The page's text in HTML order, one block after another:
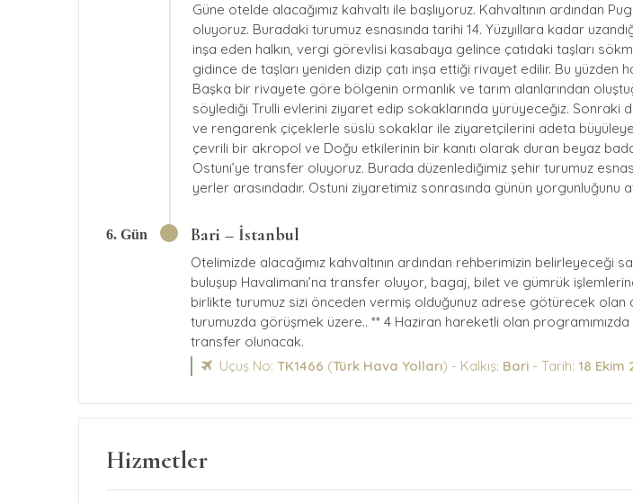
Güne otelde alacağımız kahvaltı ile başlıyoruz. Kahvaltının
oluyoruz. Buradaki turumuz esnasında tarihi 14. Yüzyıllara kadar
inşa eden halkın, vergi görevlisi kasabaya gelince çatıdaki taşları
gidince de taşları yeniden dizip çatı inşa ettiği rivayet edilir. Bu yüzden
Başka bir rivayete göre bölgenin ormanlık ve tarım alanlarından
söylediği Trulli evlerini ziyaret edip sokaklarında yürüyeceğiz. Sonraki
ve rengarenk çiçeklerle süslü sokaklar ile ziyaretçilerini adeta
çevrili bir akropol ve Doğu etkilerinin bir kanıtı olarak duran beyaz
Ostuni’ye transfer oluyoruz. Burada düzenlediğimiz şehir turumuz
yerler arasındadır. Ostuni ziyaretimiz sonrasında günün
6. Gün Bari – İstanbul
Otelimizde alacağımız kahvaltının ardından rehberimizin
buluşup Havalimanı’na transfer oluyor, bagaj, bilet ve gümrük
birlikte turumuz sizi önceden vermiş olduğunuz adrese götürecek
turumuzda görüşmek üzere.. ** 4 Haziran hareketli olan
transfer olunacak.
Uçuş No: TK1466 (Türk Hava Yolları) - Kalkış: Bari - Tarih: 18 Ekim
Hizmetler